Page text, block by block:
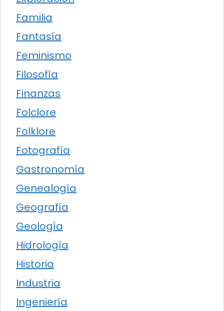
Familia
Fantasía
Feminismo
Filosofía
Finanzas
Folclore
Folklore
Fotografía
Gastronomía
Genealogía
Geografía
Geología
Hidrología
Historia
Industria
Ingeniería